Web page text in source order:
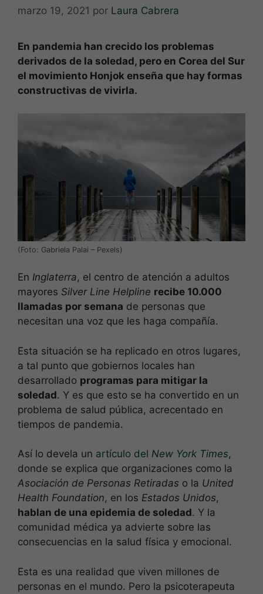
marzo 19, 2021 por Laura Cabrera
En pandemia han crecido los problemas
derivados de la soledad, pero en Corea del Sur
el movimiento Honjok enseña que hay formas
constructivas de vivirla.
(Foto: Gabriela Palai – Pexels)
En Inglaterra, el centro de atención a adultos
mayores Silver Line Helpline recibe 10.000
llamadas por semana de personas que
necesitan una voz que les haga compañía.
Esta situación se ha replicado en otros lugares,
a tal punto que gobiernos locales han
desarrollado programas para mitigar la
soledad. Y es que esto se ha convertido en un
problema de salud pública, acrecentado en
tiempos de pandemia.
Así lo devela un artículo del New York Times,
donde se explica que organizaciones como la
Asociación de Personas Retiradas o la United
Health Foundation, en los Estados Unidos,
hablan de una epidemia de soledad. Y la
comunidad médica ya advierte sobre las
consecuencias en la salud física y emocional.
Esta es una realidad que viven millones de
personas en el mundo. Pero la psicoterapeuta